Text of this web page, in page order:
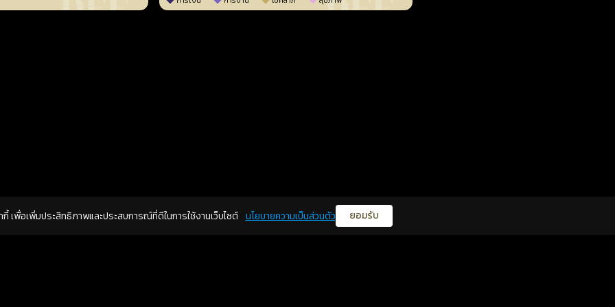
กี้ เพื่อเพิ่มประสิทธิภาพและประสบการณ์ที่ดีในการใช้งานเว็บไซต์ นโยบายความเป็นส่วนตัว ยอมรับ